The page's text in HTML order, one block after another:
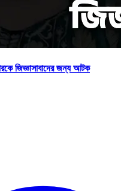
জিজ্ঞাসাবাদের জন্য আটক